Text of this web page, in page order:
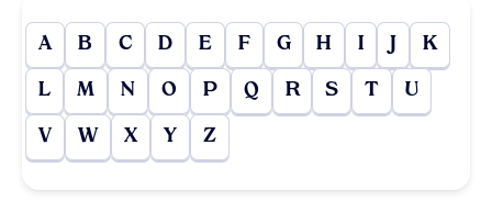
A B C D E F G H I J K
L M N O P Q R S T U
V W X Y Z